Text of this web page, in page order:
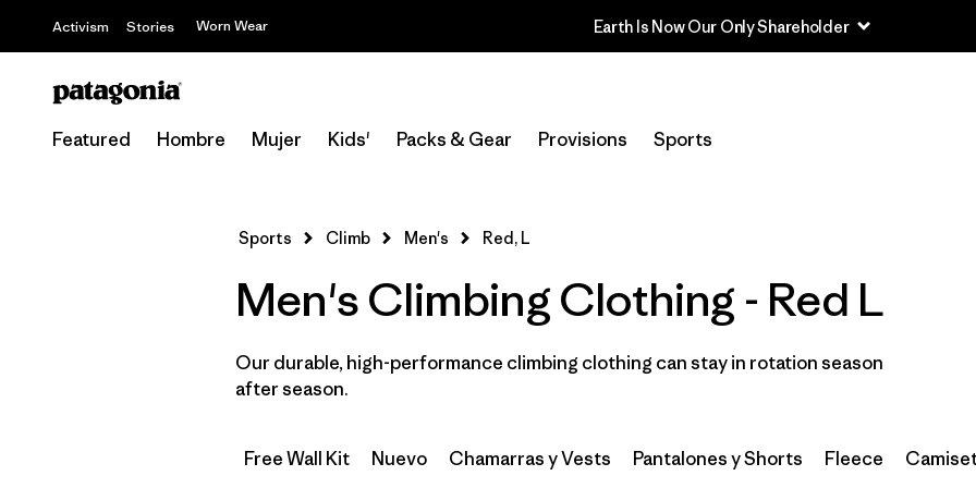
Activism Stories Worn Wear Earth Is Now Our Only Shareholder
Featured Hombre Mujer Kids' Packs & Gear Provisions Sports
Selecciona una tienda
Filtrar por
Price
Filtrar por
Size 1
Filtrar por
Fit
Sports Climb Men's Red, L
Men's Climbing Clothing - Red L
Our durable, high-performance climbing clothing can stay in rotation season
after season.
Free Wall Kit Nuevo Chamarras y Vests Pantalones y Shorts Fleece